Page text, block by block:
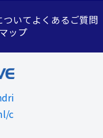
いてよくあるご質問
ップ
c